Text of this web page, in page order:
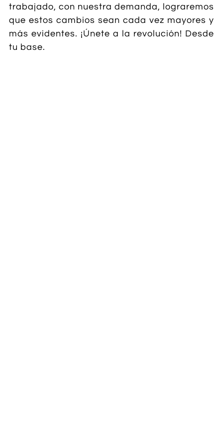
trabajado, con nuestra demanda, lograremos
que estos cambios sean cada vez mayores y
más evidentes. ¡Únete a la revolución! Desde
tu base.